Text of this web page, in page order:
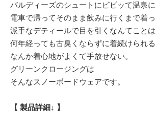
バルディーズのシュートにビビッて温泉
電車で帰ってそのまま飲みに行くまで着っ
派手なデティールで目を引くなんてことは
何年経っても古臭くならずに着続けられ
なんか着心地がよくて手放せない。
グリーンクロージングは
そんなスノーボードウェアです。
【 製品詳細↓ 】